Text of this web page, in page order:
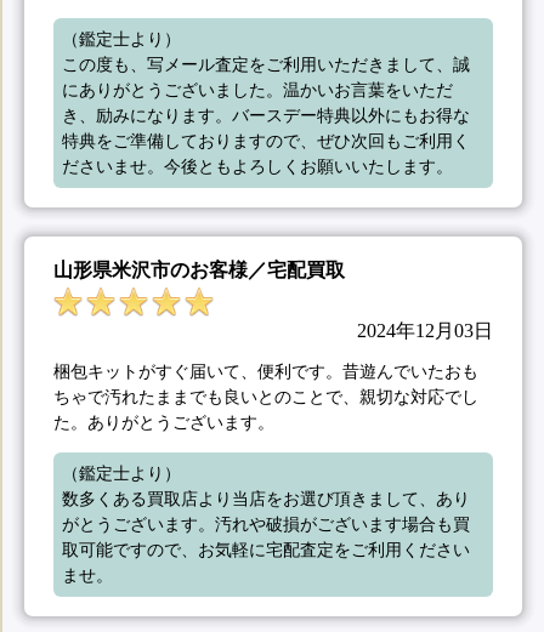
（鑑定士より）
この度も、写メール査定をご利用いただきまして、誠
にありがとうございました。温かいお言葉をいただ
き、励みになります。バースデー特典以外にもお得な
特典をご準備しておりますので、ぜひ次回もご利用く
ださいませ。今後ともよろしくお願いいたします。
山形県米沢市のお客様／宅配買取
2024年12月03日
梱包キットがすぐ届いて、便利です。昔遊んでいたおも
ちゃで汚れたままでも良いとのことで、親切な対応でし
た。ありがとうございます。
（鑑定士より）
数多くある買取店より当店をお選び頂きまして、あり
がとうございます。汚れや破損がございます場合も買
取可能ですので、お気軽に宅配査定をご利用ください
ませ。